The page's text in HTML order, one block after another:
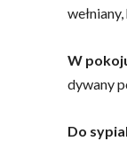
W
dywany
Do